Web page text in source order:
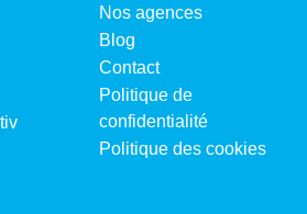
Nos agences
Blog
Contact
Politique de
confidentialité
Politique des cookies